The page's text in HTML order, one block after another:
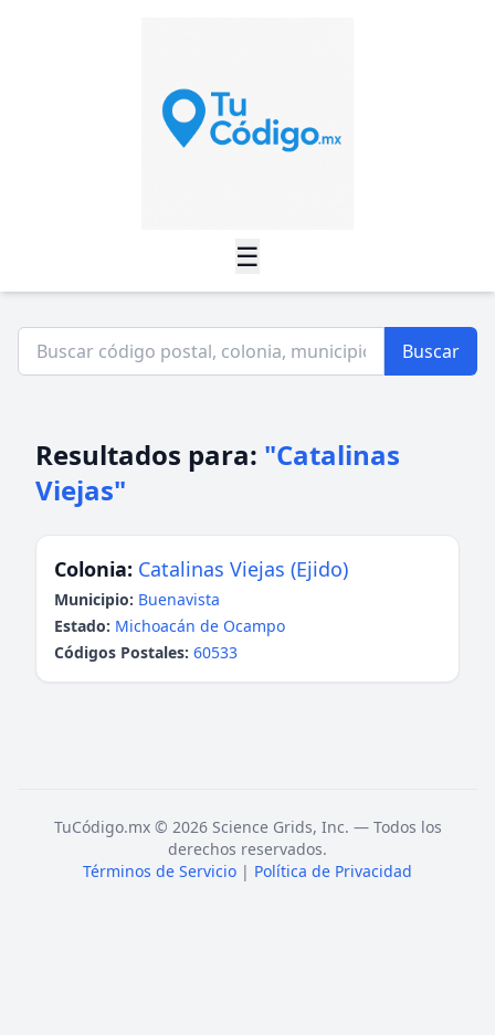
☰
Buscar
Resultados para: "Catalinas
Viejas"
Colonia: Catalinas Viejas (Ejido)
Municipio: Buenavista
Estado: Michoacán de Ocampo
Códigos Postales: 60533
TuCódigo.mx © 2026 Science Grids, Inc. — Todos los
derechos reservados.
Términos de Servicio | Política de Privacidad